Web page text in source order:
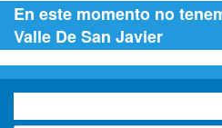
En este momento no
Valle De San Javier